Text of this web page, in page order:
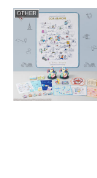
OTHER